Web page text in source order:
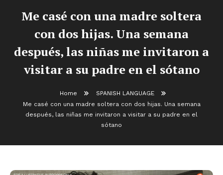
Me casé con una madre soltera
con dos hijas. Una semana
después, las niñas me invitaron a
visitar a su padre en el sótano
Home
SPANISH LANGUAGE
Me casé con una madre soltera con dos hijas. Una semana
después, las niñas me invitaron a visitar a su padre en el
sótano